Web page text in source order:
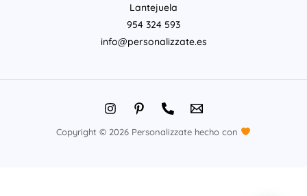
Lantejuela
954 324 593
info@personalizzate.es
Copyright © 2026 Personalizzate hecho con